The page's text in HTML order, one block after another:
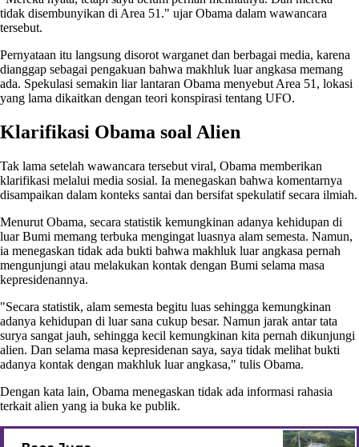
tidak disembunyikan di Area 51." ujar Obama dalam wawancara
tersebut.
Pernyataan itu langsung disorot warganet dan berbagai media, karena
dianggap sebagai pengakuan bahwa makhluk luar angkasa memang
ada. Spekulasi semakin liar lantaran Obama menyebut Area 51, lokasi
yang lama dikaitkan dengan teori konspirasi tentang UFO.
Klarifikasi Obama soal Alien
Tak lama setelah wawancara tersebut viral, Obama memberikan
klarifikasi melalui media sosial. Ia menegaskan bahwa komentarnya
disampaikan dalam konteks santai dan bersifat spekulatif secara ilmiah.
Menurut Obama, secara statistik kemungkinan adanya kehidupan di
luar Bumi memang terbuka mengingat luasnya alam semesta. Namun,
ia menegaskan tidak ada bukti bahwa makhluk luar angkasa pernah
mengunjungi atau melakukan kontak dengan Bumi selama masa
kepresidenannya.
"Secara statistik, alam semesta begitu luas sehingga kemungkinan
adanya kehidupan di luar sana cukup besar. Namun jarak antar tata
surya sangat jauh, sehingga kecil kemungkinan kita pernah dikunjungi
alien. Dan selama masa kepresidenan saya, saya tidak melihat bukti
adanya kontak dengan makhluk luar angkasa," tulis Obama.
Dengan kata lain, Obama menegaskan tidak ada informasi rahasia
terkait alien yang ia buka ke publik.